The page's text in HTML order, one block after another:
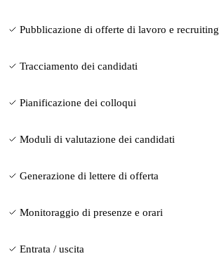
Pubblicazione di offerte di lavoro e recruiting
Tracciamento dei candidati
Pianificazione dei colloqui
Moduli di valutazione dei candidati
Generazione di lettere di offerta
Monitoraggio di presenze e orari
Entrata / uscita